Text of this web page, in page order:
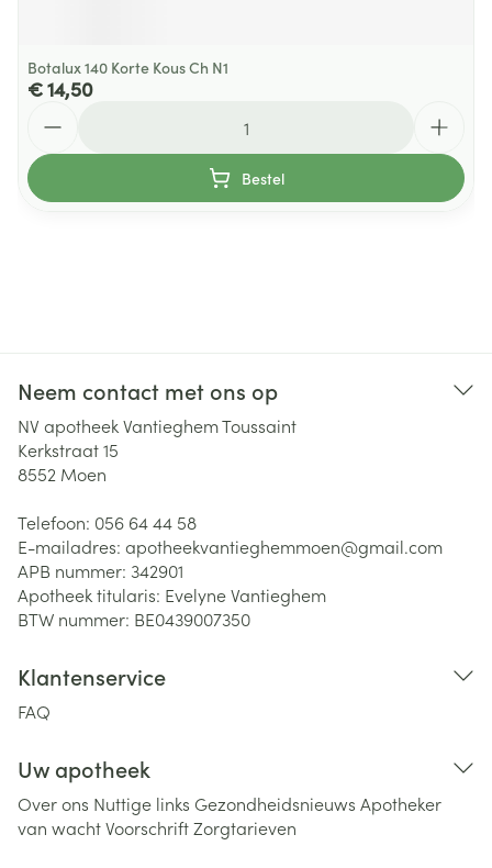
Botalux 140 Korte Kous Ch N1
€ 14,50
Bestel
Neem contact met ons op
NV apotheek Vantieghem Toussaint
Kerkstraat 15
8552 Moen
Telefoon: 056 64 44 58
E-mailadres: apotheekvantieghemmoen@gmail.com
APB nummer: 342901
Apotheek titularis: Evelyne Vantieghem
BTW nummer: BE0439007350
Klantenservice
FAQ
Uw apotheek
Over ons Nuttige links Gezondheidsnieuws Apotheker
van wachtVoorschriftZorgtarieven